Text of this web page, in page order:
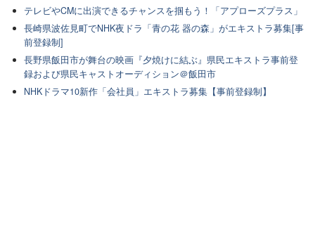
テレビやCMに出演できるチャンスを掴もう！「アプローズプラス」
長崎県波佐見町でNHK夜ドラ「青の花 器の森」がエキストラ募集[事
前登録制]
長野県飯田市が舞台の映画『夕焼けに結ぶ』県民エキストラ事前登
録および県民キャストオーディション＠飯田市
NHKドラマ10新作「会社員」エキストラ募集【事前登録制】